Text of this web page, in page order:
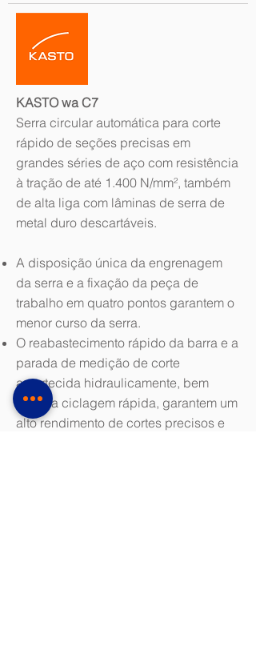
KASTO wa C7
Serra circular automática para corte
rápido de seções precisas em
grandes séries de aço com resistência
à tração de até 1.400 N/mm², também
de alta liga com lâminas de serra de
metal duro descartáveis.
A disposição única da engrenagem
da serra e a fixação da peça de
trabalho em quatro pontos garantem o
menor curso da serra.
O reabastecimento rápido da barra e a
parada de medição de corte
amortecida hidraulicamente, bem
como a ciclagem rápida, garantem um
alto rendimento de cortes precisos e